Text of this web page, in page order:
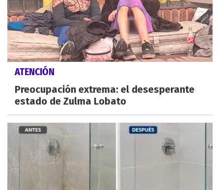
ATENCIÓN
Preocupación extrema: el desesperante
estado de Zulma Lobato